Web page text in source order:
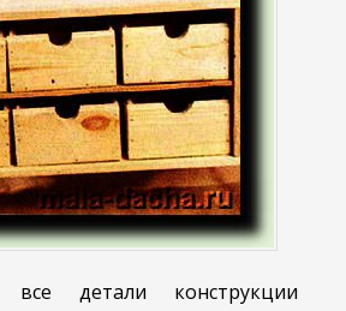
детали конструкции